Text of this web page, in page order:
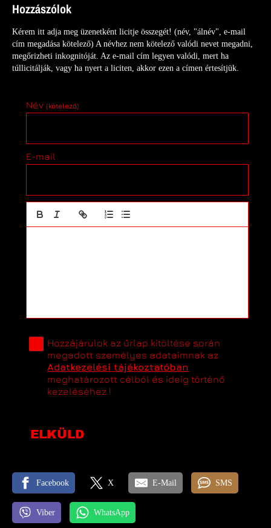
Hozzászólok
Kérem itt adja meg üzenetként licitje összegét! (név, "álnév", e-mail
cím megadása kötelező) A névhez nem kötelező valódi nevet megadni,
megőrizheti inkognitóját. Az e-mail cím legyen valódi, mert ha
túllicitálják, vagy ha nyert a liciten, akkor ezen a címen értesítjük.
Név (kötelező)
E-mail
Hozzájárulok az űrlap kitöltése során
megadott személyes adataimnak az
Adatkezelési tájékoztatóban
meghatározott célból és ideig történő
kezeléséhez.!
ELKÜLD
Facebook X E-Mail SMS
Viber WhatsApp